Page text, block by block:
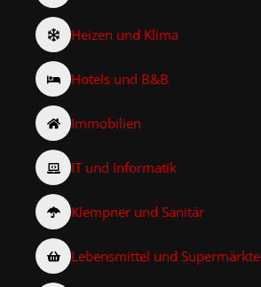
Heizen und Klima
Hotels und B&B
Immobilien
IT und Informatik
Klempner und Sanitär
Lebensmittel und Supermärkte